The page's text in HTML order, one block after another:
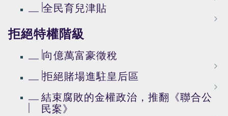
全民育兒津貼
拒絕特權階級
向億萬富豪徵稅
拒絕賭場進駐皇后區
結束腐敗的金權政治，推翻《聯合公
民案》